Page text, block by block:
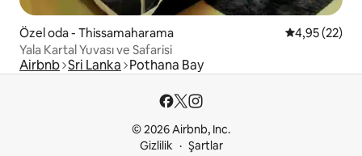
Özel oda - Thissamaharama 5 üzerinden
4,95 (22)
Yala Kartal Yuvası ve Safarisi
Airbnb Sri Lanka Pothana Bay
© 2026 Airbnb, Inc.
Gizlilik
Şartlar